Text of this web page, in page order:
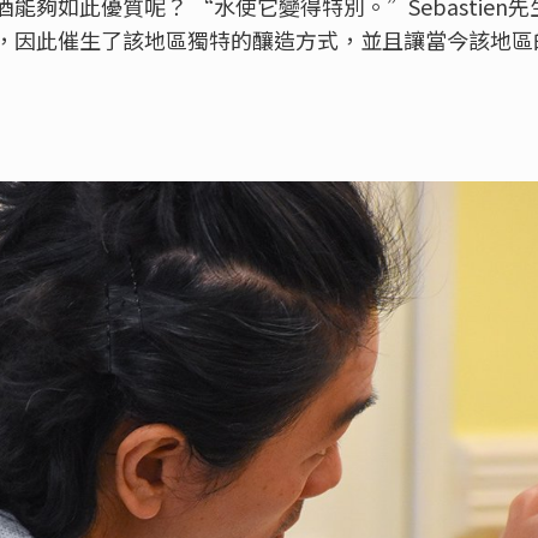
能夠如此優質呢？ “水使它變得特別。”Sebastien先
因此催生了該地區獨特的釀造方式，並且讓當今該地